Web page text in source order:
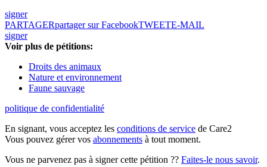
signer
PARTAGERpartager sur FacebookTWEETE-MAIL
signer
Voir plus de pétitions:
Droits des animaux
Nature et environnement
Faune sauvage
politique de confidentialité
En signant, vous acceptez les conditions de service de Care2
Vous pouvez gérer vos abonnements à tout moment.
Vous ne parvenez pas à signer cette pétition ?? Faites-le nous savoir.